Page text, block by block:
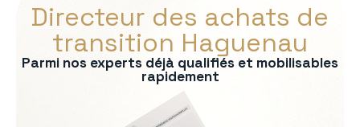
Directeur des achats de
transition Haguenau
Parmi nos experts déjà qualifiés et mobilisables
rapidement